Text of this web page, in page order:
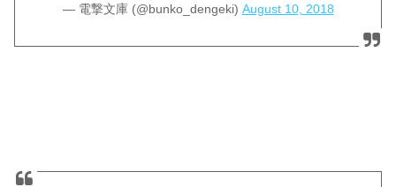
— 電撃文庫 (@bunko_dengeki) August 10, 2018